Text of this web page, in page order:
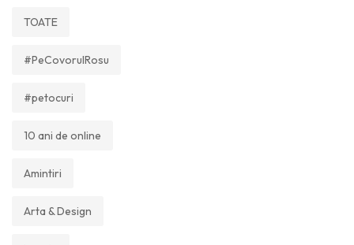
TOATE
#PeCovorulRosu
#petocuri
10 ani de online
Amintiri
Arta & Design